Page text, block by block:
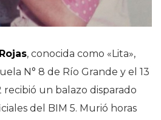
, conocida como «Lita»,
N° 8 de Río Grande y el 13
recibió un balazo disparado
del BIM 5. Murió horas